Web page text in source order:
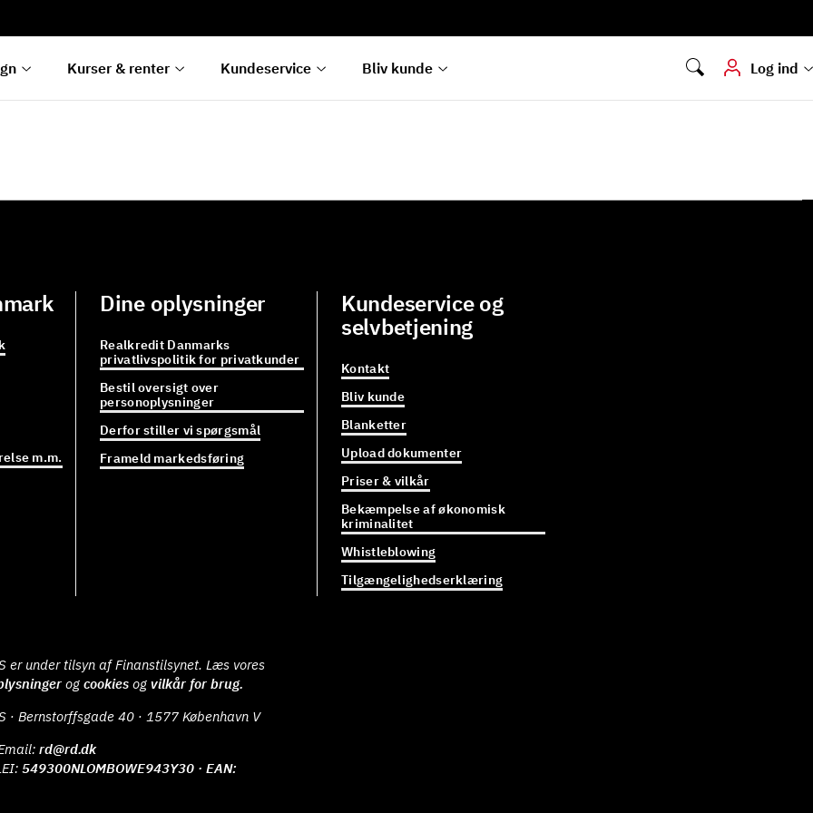
Kurser & renter Kundeservice Bliv kunde Log ind
Hvis du skal
dokumenter digitalt
m.m.
Dine oplysninger
Realkredit Danmarks
privatlivspolitik for privatkunder
Bestil oversigt over
personoplysninger
Derfor stiller vi spørgsmål
Frameld markedsføring
Kundeservice og
selvbetjening
Kontakt
Bliv kunde
Blanketter
Upload dokumenter
Priser & vilkår
Bekæmpelse af økonomisk
kriminalitet
Whistleblowing
Tilgængelighedserklæring
er under tilsyn af Finanstilsynet. Læs vores
og cookies og vilkår for brug.
· Bernstorffsgade 40 · 1577 København V
rd@rd.dk
549300NLOMBOWE943Y30 · EAN: